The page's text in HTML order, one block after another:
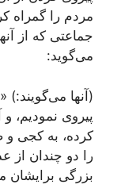
مردم را گمراه
جماعتى كه از
مى‌گوید:
(آنها مى‌گویند:)
پیروى نمودیم،
كرده، به كجى و
را دو چندان
بزرگى برایشان